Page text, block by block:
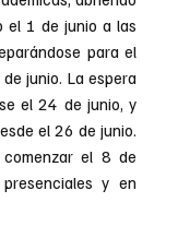
el 1 de junio a las
para el
junio. La espera
el 24 de junio, y
el 26 de junio.
el 8 de
y en